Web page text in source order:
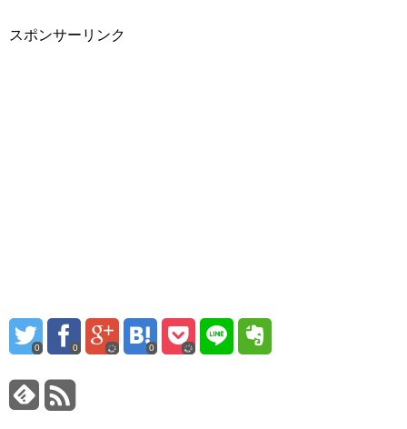
スポンサーリンク
0 0 0